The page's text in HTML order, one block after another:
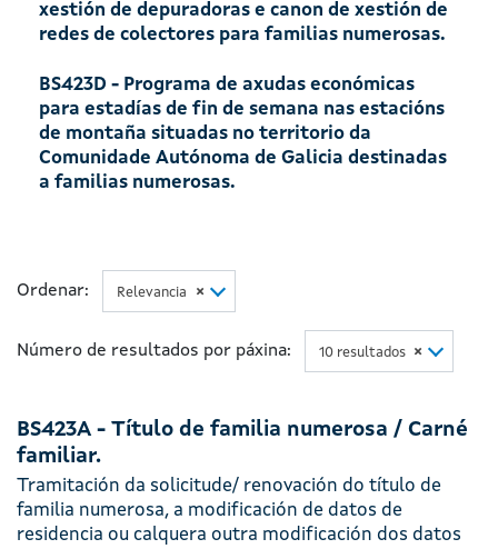
xestión de depuradoras e canon de xestión de
redes de colectores para familias numerosas.
BS423D - Programa de axudas económicas
para estadías de fin de semana nas estacións
de montaña situadas no territorio da
Comunidade Autónoma de Galicia destinadas
a familias numerosas.
Ordenar: ×
Relevancia
Número de resultados por páxina: ×
10 resultados
BS423A - Título de familia numerosa / Carné
familiar.
Tramitación da solicitude/ renovación do título de
familia numerosa, a modificación de datos de
residencia ou calquera outra modificación dos datos